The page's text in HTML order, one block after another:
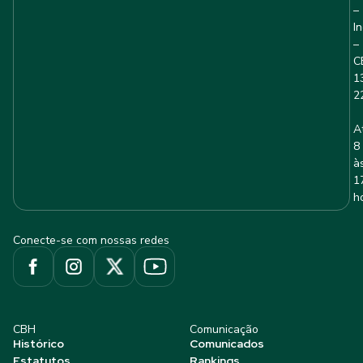
–
–
8
Conecte-se com nossas redes
CBH
Histórico
Comunicação
Comunicados